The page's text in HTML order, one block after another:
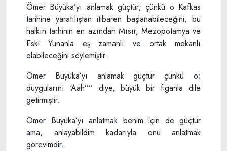
Ömer Büyüka’yı anlamak güçtür; çünkü o Kafkas
tarihine yaratılıştan itibaren başlanabileceğini, bu
halkın tarhinin en azından Mısır, Mezopotamya ve
Eski Yunanla eş zamanlı ve ortak mekanlı
olabileceğini söylemiştir.
Ömer Büyüka’yı anlamak güçtür çünkü o;
duygularını ‘Aah’’’’ diye, büyük bir figanla dile
getirmiştir.
Ömer Büyüka’yı anlatmak benim için de güçtür
ama, anlayabildim kadarıyla onu anlatmak
görevimdir.